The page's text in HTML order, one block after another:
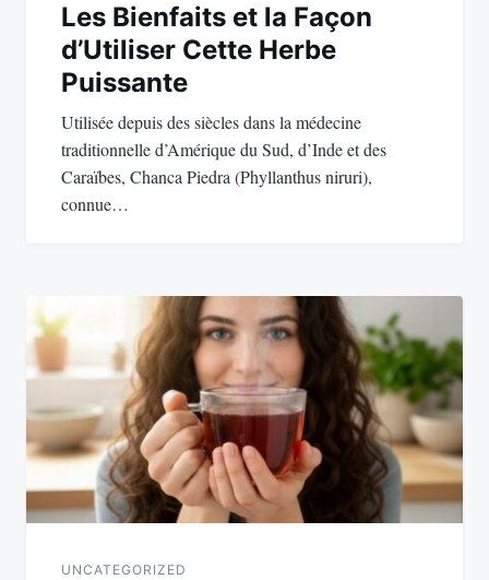
Les Bienfaits et la Façon
d’Utiliser Cette Herbe
Puissante
Utilisée depuis des siècles dans la médecine
traditionnelle d’Amérique du Sud, d’Inde et des
Caraïbes, Chanca Piedra (Phyllanthus niruri),
connue…
UNCATEGORIZED